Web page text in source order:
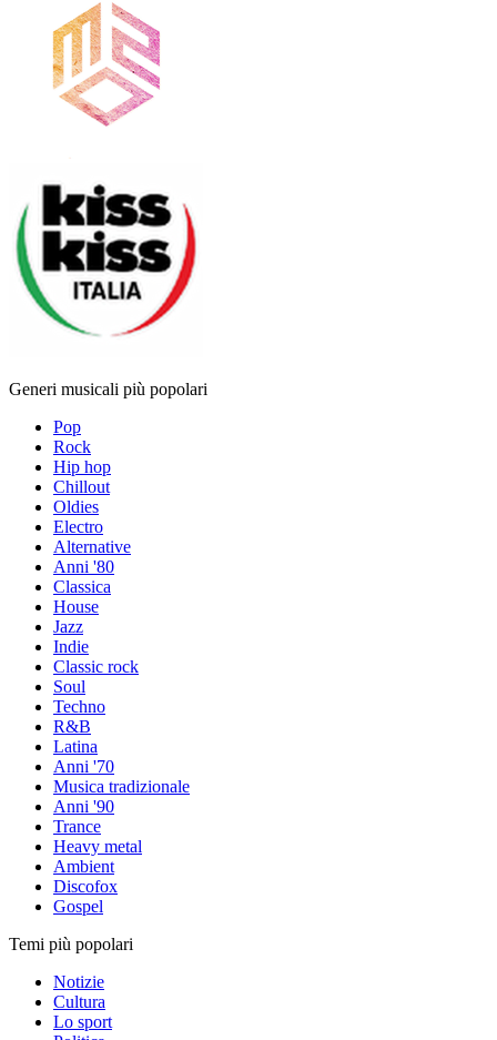
Generi musicali più popolari
Pop
Rock
Hip hop
Chillout
Oldies
Electro
Alternative
Anni '80
Classica
House
Jazz
Indie
Classic rock
Soul
Techno
R&B
Latina
Anni '70
Musica tradizionale
Anni '90
Trance
Heavy metal
Ambient
Discofox
Gospel
Temi più popolari
Notizie
Cultura
Lo sport